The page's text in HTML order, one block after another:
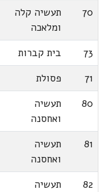
70
תעשיה קלה
ומלאכה
73 בית קברות
71
פסולת
80
תעשיה
ואחסנה
81
תעשיה
ואחסנה
82
תעשיה